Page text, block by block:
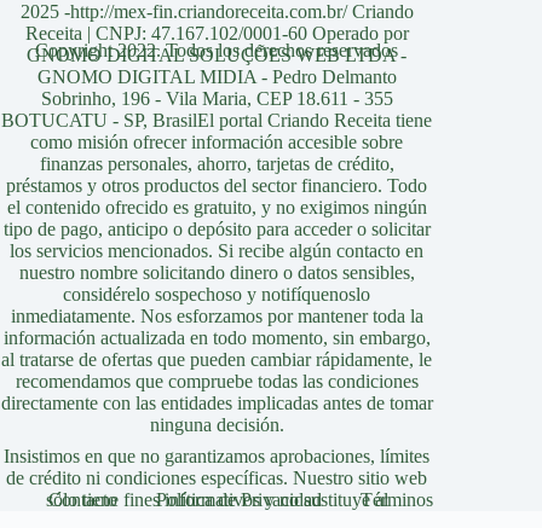
Copyright 2022. Todos los derechos reservados
2025 -http://mex-fin.criandoreceita.com.br/ Criando
Receita | CNPJ: 47.167.102/0001-60 Operado por
GNOMO DIGITAL SOLUÇÕES WEB LTDA -
GNOMO DIGITAL MIDIA - Pedro Delmanto
Sobrinho, 196 - Vila Maria, CEP 18.611 - 355
BOTUCATU - SP, BrasilEl portal Criando Receita tiene
como misión ofrecer información accesible sobre
finanzas personales, ahorro, tarjetas de crédito,
préstamos y otros productos del sector financiero. Todo
el contenido ofrecido es gratuito, y no exigimos ningún
tipo de pago, anticipo o depósito para acceder o solicitar
los servicios mencionados. Si recibe algún contacto en
nuestro nombre solicitando dinero o datos sensibles,
considérelo sospechoso y notifíquenoslo
inmediatamente. Nos esforzamos por mantener toda la
información actualizada en todo momento, sin embargo,
al tratarse de ofertas que pueden cambiar rápidamente, le
recomendamos que compruebe todas las condiciones
directamente con las entidades implicadas antes de tomar
ninguna decisión.
Insistimos en que no garantizamos aprobaciones, límites
de crédito ni condiciones específicas. Nuestro sitio web
sólo tiene fines informativos y no sustituye al
Contacto Política de Privacidad Términos